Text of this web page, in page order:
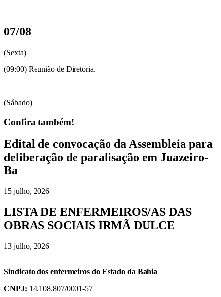
07/08
(Sexta)
(09:00) Reunião de Diretoria.
(Sábado)
Confira também!
Edital de convocação da Assembleia para
deliberação de paralisação em Juazeiro-
Ba
15 julho, 2026
LISTA DE ENFERMEIROS/AS DAS
OBRAS SOCIAIS IRMÃ DULCE
13 julho, 2026
Sindicato dos enfermeiros do Estado da Bahia
CNPJ: 14.108.807/0001-57